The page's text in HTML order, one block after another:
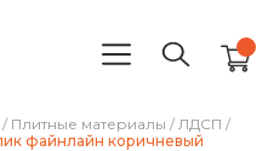
/ Плитные материалы / ЛДСП /
файнлайн коричневый